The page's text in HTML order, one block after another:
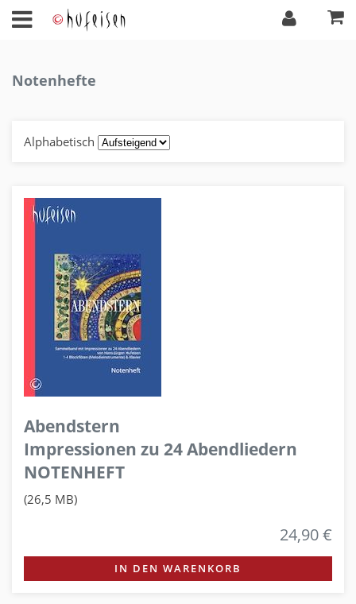
Notenhefte
Alphabetisch
Abendstern
Impressionen zu 24 Abendliedern
NOTENHEFT
(26,5 MB)
24,90 €
IN DEN WARENKORB